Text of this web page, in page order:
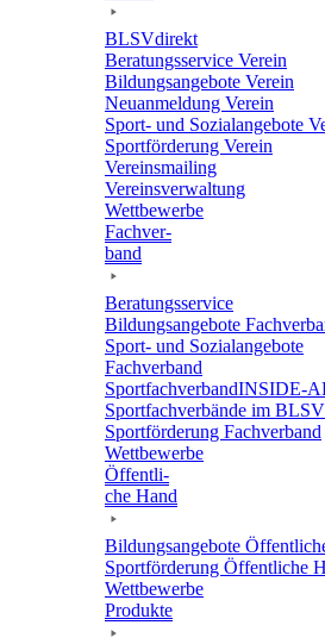
BLSVdi­rekt
Bera­tungs­ser­vice Verein
Bildungs­an­ge­bote Verein
Neuan­mel­dung Verein
Sport- und Sozi­al­an­ge­bote
Sport­för­de­rung Verein
Vereins­mai­ling
Vereins­ver­wal­tung
Wett­be­werbe
Fach­ver­
band
Bera­tungs­ser­vice
Bildungs­an­ge­bote
Sport- und Sozi­al­an­ge­bote
Fachverband
Sport­fach­ver­ban­d­IN­SIDE-
Sport­fach­ver­bände im BLSV
Sport­för­de­rung Fachverband
Wett­be­werbe
Öffent­li­
che Hand
Bildungs­an­ge­bote
Sport­för­de­rung Öffent­li­che
Wett­be­werbe
Produkte